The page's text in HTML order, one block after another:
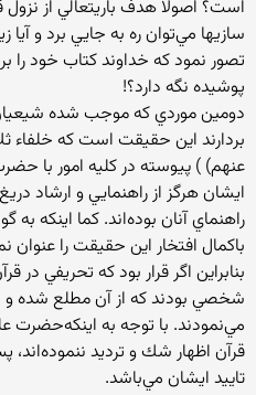
است‌؟ اصولاً هدف‌ باريتعالي‌ از
سازيها مي‌توان‌ ره‌ به‌ جايي‌ برد و آيا
تصور نمود كه‌ خداوند كتاب‌ خود را
پوشيده‌ نگه‌ دارد؟!
دومين‌ موردي‌ كه‌ موجب‌ شده‌
بردارند اين‌ حقيقت‌ است‌ كه‌ خلفاء
عنهم‌) ) پيوسته‌ در كليه‌ امور با
ايشان‌ هرگز از راهنمايي ‌و ارشاد
راهنماي‌ آنان‌ بوده‌اند. كما اينكه‌
باكمال‌ افتخار اين‌ حقيقت‌ را عنوان‌
بنابراين‌ اگر قرار بود كه‌ تحريفي‌
شخصي‌ بودند كه‌ از آن‌ مطلع‌ شده‌ و
مي‌نمودند. با توجه‌ به‌
قرآن‌ اظهار شك‌ و ترديد
تاييد ايشان‌ مي‌باشد.